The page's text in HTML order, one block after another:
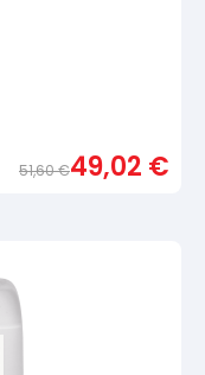
51,60€49,02 €